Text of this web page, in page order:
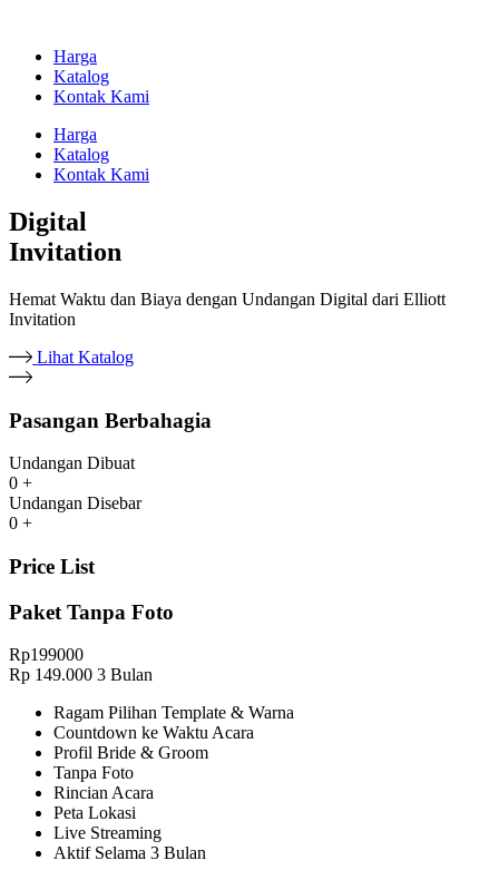
Harga
Katalog
Kontak Kami
Harga
Katalog
Kontak Kami
Digital
Invitation
Hemat Waktu dan Biaya dengan Undangan Digital dari Elliott
Invitation
Lihat Katalog
Pasangan Berbahagia
Undangan Dibuat
0 +
Undangan Disebar
0 +
Price List
Paket Tanpa Foto
Rp199000
Rp 149.000 3 Bulan
Ragam Pilihan Template & Warna
Countdown ke Waktu Acara
Profil Bride & Groom
Tanpa Foto
Rincian Acara
Peta Lokasi
Live Streaming
Aktif Selama 3 Bulan